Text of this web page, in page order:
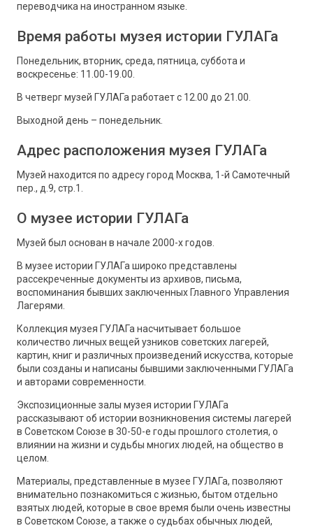
переводчика на иностранном языке.
Время работы музея истории ГУЛАГа
Понедельник, вторник, среда, пятница, суббота и
воскресенье: 11.00-19.00.
В четверг музей ГУЛАГа работает с 12.00 до 21.00.
Выходной день – понедельник.
Адрес расположения музея ГУЛАГа
Музей находится по адресу город Москва, 1-й Самотечный
пер., д.9, стр.1.
О музее истории ГУЛАГа
Музей был основан в начале 2000-х годов.
В музее истории ГУЛАГа широко представлены
рассекреченные документы из архивов, письма,
воспоминания бывших заключенных Главного Управления
Лагерями.
Коллекция музея ГУЛАГа насчитывает большое
количество личных вещей узников советских лагерей,
картин, книг и различных произведений искусства, которые
были созданы и написаны бывшими заключенными ГУЛАГа
и авторами современности.
Экспозиционные залы музея истории ГУЛАГа
рассказывают об истории возникновения системы лагерей
в Советском Союзе в 30-50-е годы прошлого столетия, о
влиянии на жизни и судьбы многих людей, на общество в
целом.
Материалы, представленные в музее ГУЛАГа, позволяют
внимательно познакомиться с жизнью, бытом отдельно
взятых людей, которые в свое время были очень известны
в Советском Союзе, а также о судьбах обычных людей,